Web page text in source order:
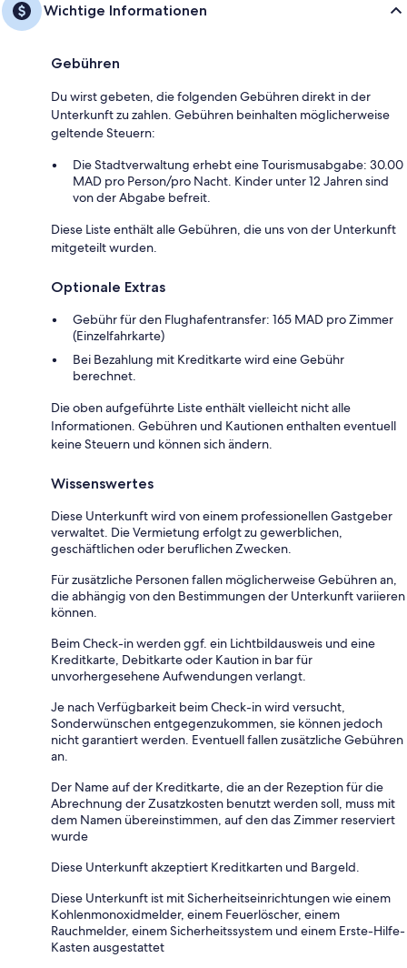
Wichtige Informationen
Gebühren
Du wirst gebeten, die folgenden Gebühren direkt in der
Unterkunft zu zahlen. Gebühren beinhalten möglicherweise
geltende Steuern:
Die Stadtverwaltung erhebt eine Tourismusabgabe: 30.00
MAD pro Person/pro Nacht. Kinder unter 12 Jahren sind
von der Abgabe befreit.
Diese Liste enthält alle Gebühren, die uns von der Unterkunft
mitgeteilt wurden.
Optionale Extras
Gebühr für den Flughafentransfer: 165 MAD pro Zimmer
(Einzelfahrkarte)
Bei Bezahlung mit Kreditkarte wird eine Gebühr
berechnet.
Die oben aufgeführte Liste enthält vielleicht nicht alle
Informationen. Gebühren und Kautionen enthalten eventuell
keine Steuern und können sich ändern.
Wissenswertes
Diese Unterkunft wird von einem professionellen Gastgeber
verwaltet. Die Vermietung erfolgt zu gewerblichen,
geschäftlichen oder beruflichen Zwecken.
Für zusätzliche Personen fallen möglicherweise Gebühren an,
die abhängig von den Bestimmungen der Unterkunft variieren
können.
Beim Check-in werden ggf. ein Lichtbildausweis und eine
Kreditkarte, Debitkarte oder Kaution in bar für
unvorhergesehene Aufwendungen verlangt.
Je nach Verfügbarkeit beim Check-in wird versucht,
Sonderwünschen entgegenzukommen, sie können jedoch
nicht garantiert werden. Eventuell fallen zusätzliche Gebühren
an.
Der Name auf der Kreditkarte, die an der Rezeption für die
Abrechnung der Zusatzkosten benutzt werden soll, muss mit
dem Namen übereinstimmen, auf den das Zimmer reserviert
wurde
Diese Unterkunft akzeptiert Kreditkarten und Bargeld.
Diese Unterkunft ist mit Sicherheitseinrichtungen wie einem
Kohlenmonoxidmelder, einem Feuerlöscher, einem
Rauchmelder, einem Sicherheitssystem und einem Erste-Hilfe-
Kasten ausgestattet